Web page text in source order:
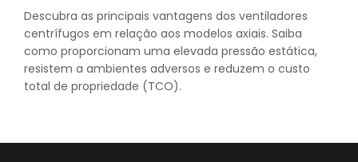
Descubra as principais vantagens dos ventiladores
centrífugos em relação aos modelos axiais. Saiba
como proporcionam uma elevada pressão estática,
resistem a ambientes adversos e reduzem o custo
total de propriedade (TCO).